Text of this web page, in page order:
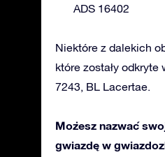
ADS 16402
Niektóre z dalekich
które zostały odkryte
7243, BL Lacertae.
Możesz nazwać
gwiazdę w